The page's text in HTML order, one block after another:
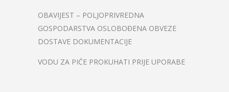
OBAVIJEST – POLJOPRIVREDNA
GOSPODARSTVA OSLOBOĐENA OBVEZE
DOSTAVE DOKUMENTACIJE
VODU ZA PIĆE PROKUHATI PRIJE UPORABE